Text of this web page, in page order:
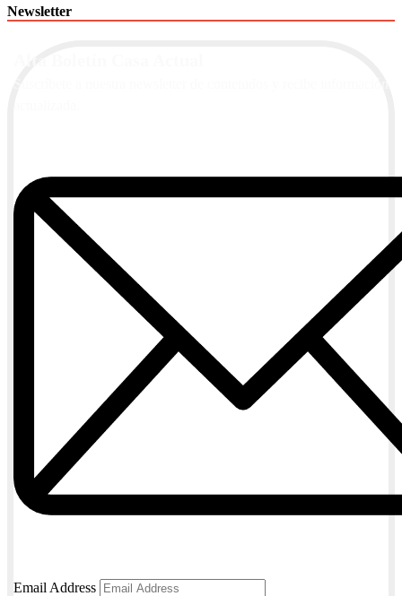
el
Newsletter
Email Address